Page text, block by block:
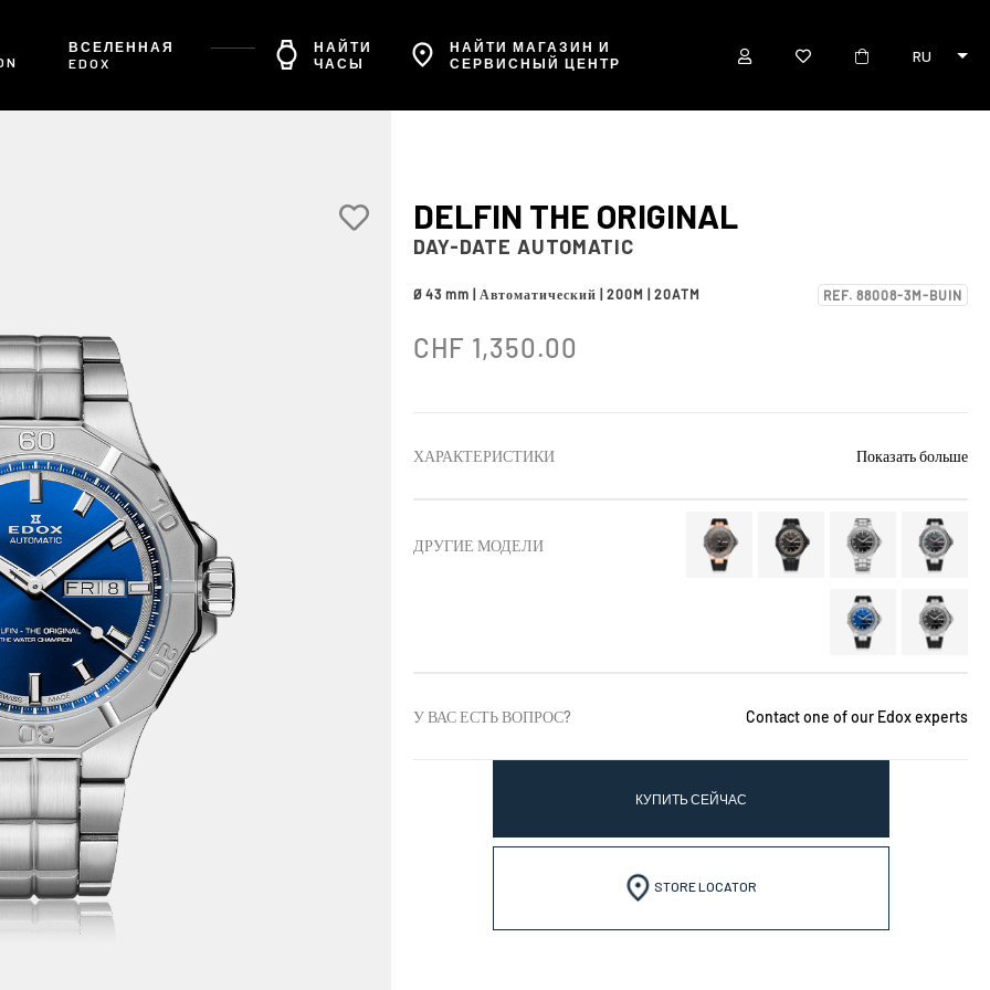
ВСЕЛЕННАЯ
EDOX
НАЙТИ
ЧАСЫ
НАЙТИ МАГАЗИН И
СЕРВИСНЫЙ ЦЕНТР
RU
DELFIN THE ORIGINAL
DAY-DATE AUTOMATIC
Ø 43 mm | Автоматический | 200M | 20ATM REF. 88008-3M-BUIN
CHF 1,350.00
ХАРАКТЕРИСТИКИ Показать больше
ДРУГИЕ МОДЕЛИ
У ВАС ЕСТЬ ВОПРОС? Contact one of our Edox experts
КУПИТЬ СЕЙЧАС
STORE LOCATOR